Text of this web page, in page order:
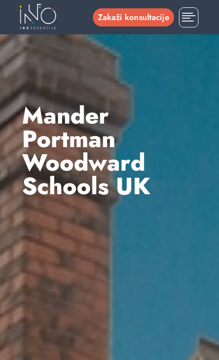
Zakaži konsultacije 
Mander
Portman
Woodward
Schools UK